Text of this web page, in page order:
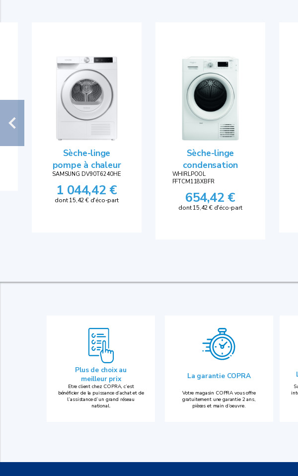
Sèche-linge
pompe à chaleur
SAMSUNG DV90T6240HE
1 044,42 €
dont 15,42 € d'éco-part
Sèche-linge
condensation
WHIRLPOOL
FFTCM118XBFR
654,42 €
dont 15,42 € d'éco-part
Plus de choix au
meilleur prix
Etre client chez COPRA, c’est
bénéficier de la puissance d’achat et de
l’assistance d’un grand réseau
national.
La garantie COPRA
Votre magasin COPRA vous offre
gratuitement une garantie 2 ans,
pièces et main d’oeuvre.